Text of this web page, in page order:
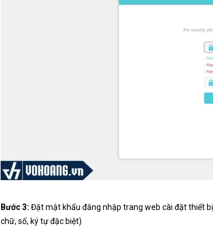
Bước 3: Đặt mật khẩu đăng nhập trang web cài đặt thiết
chữ, số, ký tự đặc biệt)